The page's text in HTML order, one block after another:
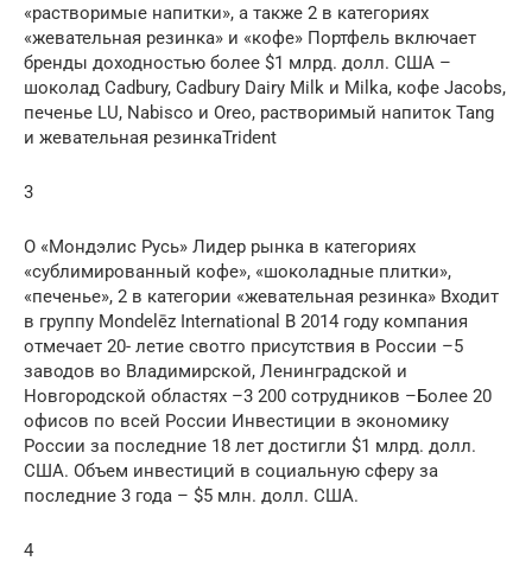
«растворимые напитки», а также 2 в категориях
«жевательная резинка» и «кофе» Портфель включает
бренды доходностью более $1 млрд. долл. США –
шоколад Cadbury, Cadbury Dairy Milk и Milka, кофе Jacobs,
печенье LU, Nabisco и Oreo, растворимый напиток Tang
и жевательная резинкаTrident
3
О «Мондэлис Русь» Лидер рынка в категориях
«сублимированный кофе», «шоколадные плитки»,
«печенье», 2 в категории «жевательная резинка» Входит
в группу Mondelēz International В 2014 году компания
отмечает 20- летие свотго присутствия в России –5
заводов во Владимирской, Ленинградской и
Новгородской областях –3 200 сотрудников –Более 20
офисов по всей России Инвестиции в экономику
России за последние 18 лет достигли $1 млрд. долл.
США. Объем инвестиций в социальную сферу за
последние 3 года – $5 млн. долл. США.
4